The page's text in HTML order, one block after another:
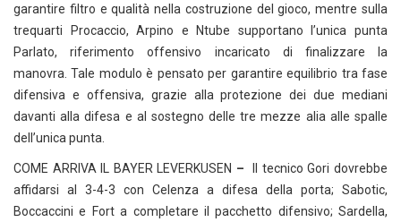
garantire filtro e qualità nella costruzione del gioco, mentre sulla
trequarti Procaccio, Arpino e Ntube supportano l’unica punta
Parlato, riferimento offensivo incaricato di finalizzare la
manovra. Tale modulo è pensato per garantire equilibrio tra fase
difensiva e offensiva, grazie alla protezione dei due mediani
davanti alla difesa e al sostegno delle tre mezze alia alle spalle
dell’unica punta.
COME ARRIVA IL BAYER LEVERKUSEN –
Il tecnico Gori dovrebbe
affidarsi al 3-4-3 con Celenza a difesa della porta; Sabotic,
Boccaccini e Fort a completare il pacchetto difensivo; Sardella,